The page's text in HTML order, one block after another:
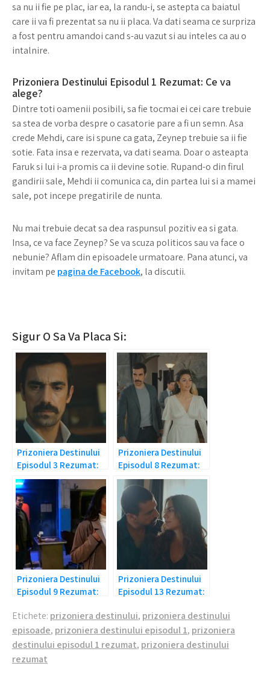
sa nu ii fie pe plac, iar ea, la randu-i, se astepta ca baiatul
care ii va fi prezentat sa nu ii placa. Va dati seama ce surpriza
a fost pentru amandoi cand s-au vazut si au inteles ca au o
intalnire.
Prizoniera Destinului Episodul 1 Rezumat: Ce va
alege?
Dintre toti oamenii posibili, sa fie tocmai ei cei care trebuie
sa stea de vorba despre o casatorie pare a fi un semn. Asa
crede Mehdi, care isi spune ca gata, Zeynep trebuie sa ii fie
sotie. Fata insa e rezervata, va dati seama. Doar o asteapta
Faruk si lui i-a promis ca ii devine sotie. Rupand-o din firul
gandirii sale, Mehdi ii comunica ca, din partea lui si a mamei
sale, pot incepe pregatirile de nunta.
Nu mai trebuie decat sa dea raspunsul pozitiv ea si gata.
Insa, ce va face Zeynep? Se va scuza politicos sau va face o
nebunie? Aflam din episoadele urmatoare. Pana atunci, va
invitam pe pagina de Facebook, la discutii.
Sigur O Sa Va Placa Si:
Prizoniera Destinului
Episodul 3 Rezumat:
Adevarul dureros!
Prizoniera Destinului
Episodul 8 Rezumat:
Falsitate si frica!
Prizoniera Destinului
Episodul 9 Rezumat:
Prizoniera Destinului
Episodul 13 Rezumat:
Etichete: prizoniera destinului, prizoniera destinului
episoade, prizoniera destinului episodul 1, prizoniera
destinului episodul 1 rezumat, prizoniera destinului
rezumat